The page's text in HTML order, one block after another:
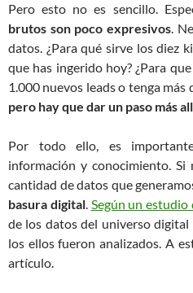
Pero esto no es sencillo.
brutos son poco expresivos.
datos. ¿Para qué sirve los diez
que has ingerido hoy? ¿Para
1.000 nuevos leads o tenga más
pero hay que dar un paso más
Por todo ello, es
información y conocimiento. Si
cantidad de datos que
basura digital. Según un estudio
de los datos del universo
los ellos fueron analizados. A
artículo.